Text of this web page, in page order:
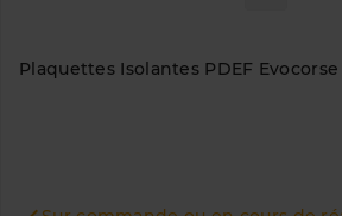
Plaquettes Isolantes PDEF